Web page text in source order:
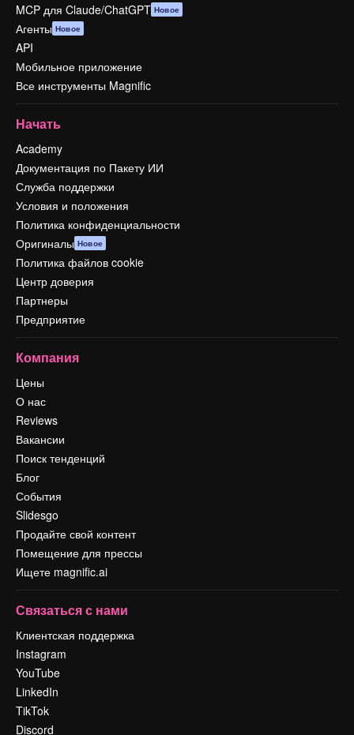
MCP для Claude/ChatGPT Новое
Агенты Новое
API
Мобильное приложение
Все инструменты Magnific
Начать
Academy
Документация по Пакету ИИ
Служба поддержки
Условия и положения
Политика конфиденциальности
Оригиналы Новое
Политика файлов cookie
Центр доверия
Партнеры
Предприятие
Компания
Цены
О нас
Reviews
Вакансии
Поиск тенденций
Блог
События
Slidesgo
Продайте свой контент
Помещение для прессы
Ищете magnific.ai
Связаться с нами
Клиентская поддержка
Instagram
YouTube
LinkedIn
TikTok
Discord